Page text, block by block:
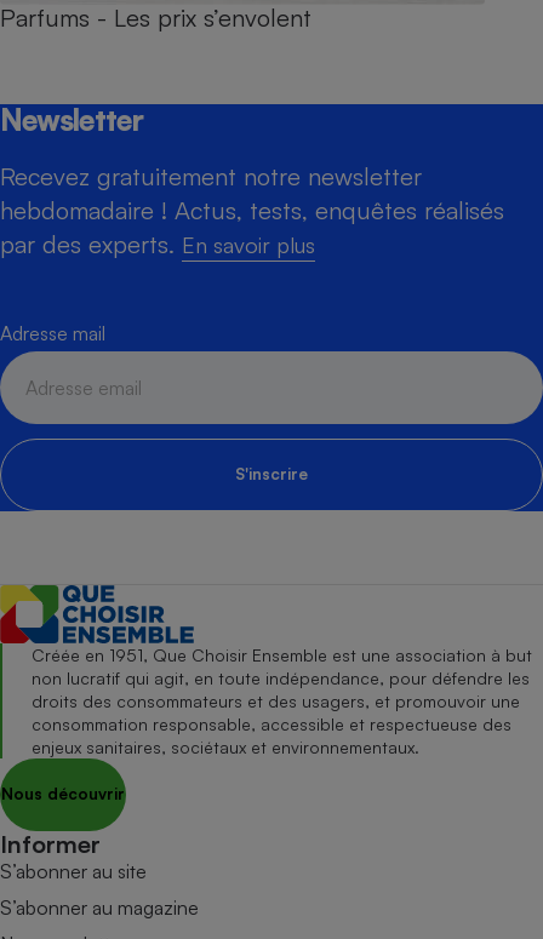
Parfums - Les prix s’envolent
Newsletter
Recevez gratuitement notre newsletter
hebdomadaire ! Actus, tests, enquêtes réalisés
par des experts. En savoir plus
Adresse mail
S'inscrire
Créée en 1951, Que Choisir Ensemble est une association à but
non lucratif qui agit, en toute indépendance, pour défendre les
droits des consommateurs et des usagers, et promouvoir une
consommation responsable, accessible et respectueuse des
enjeux sanitaires, sociétaux et environnementaux.
Nous découvrir
Informer
S’abonner au site
S’abonner au magazine